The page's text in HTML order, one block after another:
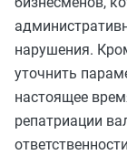
нарушения.
уточнить
настоящее
репатриации